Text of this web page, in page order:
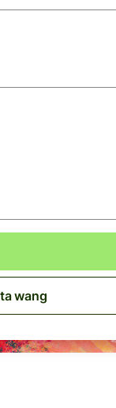
wang